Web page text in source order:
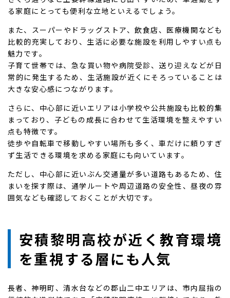
る家庭にとっても便利な立地といえるでしょう。
また、スーパーやドラッグストア、飲食店、医療機関なども
比較的充実しており、生活に必要な施設を利用しやすい点も
魅力です。
子育て世帯では、急な買い物や病院受診、送り迎えなどが日
常的に発生するため、生活施設が近くにそろっていることは
大きな安心感につながります。
さらに、中心部に近いエリアは小学校や公共施設も比較的集
まっており、子どもの成長に合わせて生活環境を整えやすい
点も特徴です。
徒歩や自転車で移動しやすい場所も多く、車だけに頼りすぎ
ず生活できる環境を求める家庭にも向いています。
ただし、中心部に近いぶん交通量が多い道路もあるため、住
まいを探す際は、通学ルートや周辺道路の安全性、昼夜の雰
囲気なども確認しておくことが大切です。
安積黎明高校が近く教育環境
を重視する層にも人気
長者、神明町、清水台などの郡山二中エリアは、市内屈指の